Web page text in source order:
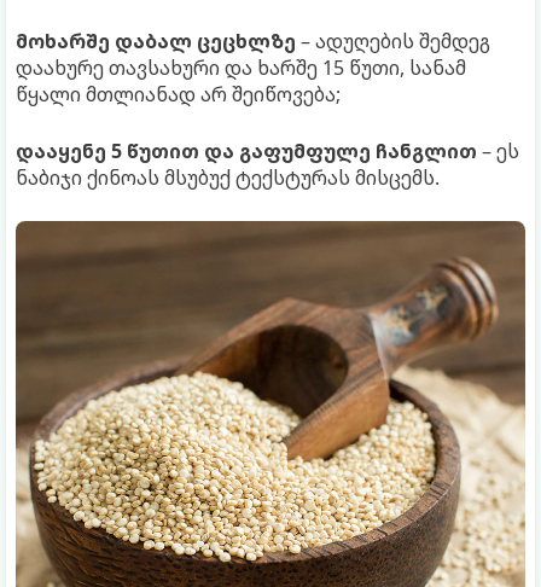
მოხარშე დაბალ ცეცხლზე – ადუღების შემდეგ
დაახურე თავსახური და ხარშე 15 წუთი, სანამ
წყალი მთლიანად არ შეიწოვება;
დააყენე 5 წუთით და გაფუმფულე ჩანგლით – ეს
ნაბიჯი ქინოას მსუბუქ ტექსტურას მისცემს.